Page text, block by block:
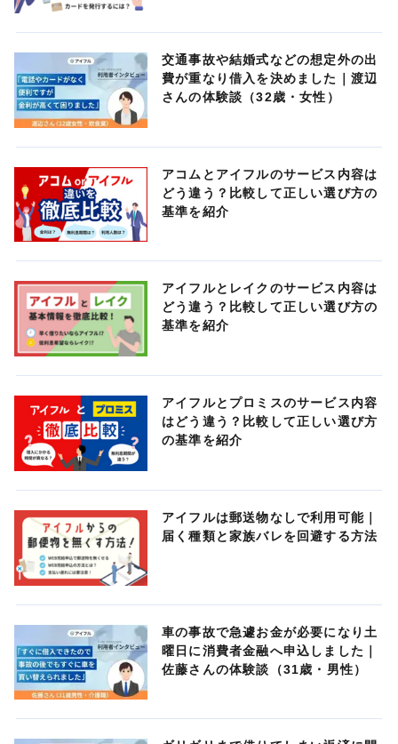
交通事故や結婚式などの想定外の出
費が重なり借入を決めました｜渡辺
さんの体験談（32歳・女性）
アコムとアイフルのサービス内容は
どう違う？比較して正しい選び方の
基準を紹介
アイフルとレイクのサービス内容は
どう違う？比較して正しい選び方の
基準を紹介
アイフルとプロミスのサービス内容
はどう違う？比較して正しい選び方
の基準を紹介
アイフルは郵送物なしで利用可能｜
届く種類と家族バレを回避する方法
車の事故で急遽お金が必要になり土
曜日に消費者金融へ申込しました｜
佐藤さんの体験談（31歳・男性）